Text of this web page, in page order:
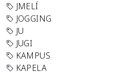
JMELÍ
JOGGING
JU
JUGI
KAMPUS
KAPELA